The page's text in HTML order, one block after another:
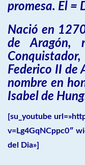
promesa. El =
Nació en
de Aragón,
Federico II de
nombre en
Isabel de
[su_youtube
v=Lg4GqNCppc0″
del Dia»]